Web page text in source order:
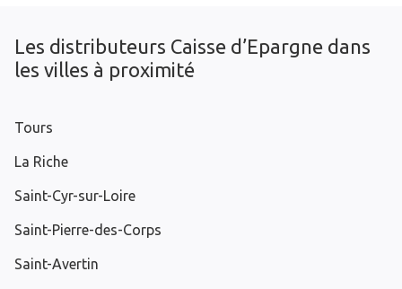
Les distributeurs Caisse d’Epargne dans
les villes à proximité
Tours
La Riche
Saint-Cyr-sur-Loire
Saint-Pierre-des-Corps
Saint-Avertin